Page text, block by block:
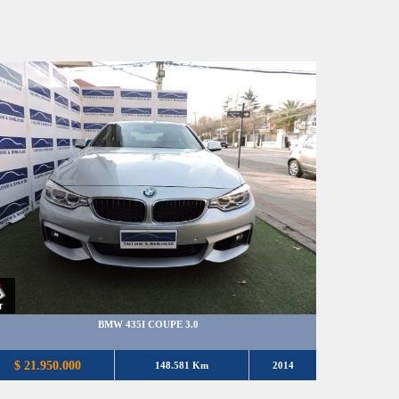
BMW 435I COUPE 3.0
$ 21.950.000 148.581 Km 2014